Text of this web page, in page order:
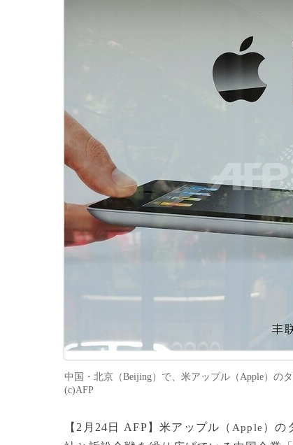
中国・北京（Beijing）で、米アップル（Apple）の
(c)AFP
【2月24日 AFP】米アップル（ Apple ）の